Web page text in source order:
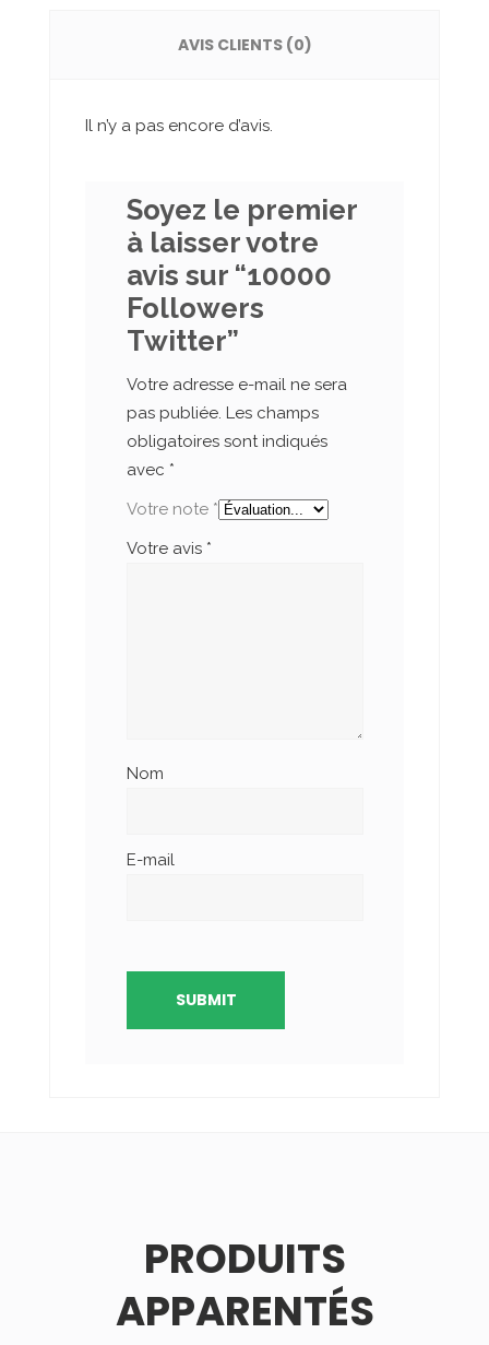
AVIS CLIENTS (0)
Il n’y a pas encore d’avis.
Soyez le premier
à laisser votre
avis sur “10000
Followers
Twitter”
Votre adresse e-mail ne sera
pas publiée. Les champs
obligatoires sont indiqués
avec *
Votre note *
Votre avis *
Nom
E-mail
PRODUITS
APPARENTÉS